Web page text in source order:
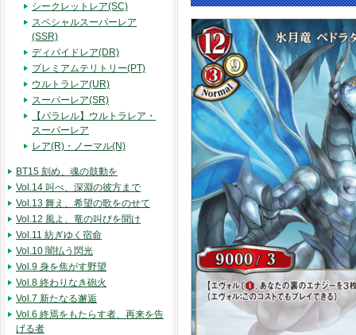
シークレットレア(SC)
スペシャルスーパーレア
(SSR)
ディバイドレア(DR)
プレミアムテリトリー(PT)
ウルトラレア(UR)
スーパーレア(SR)
【パラレル】ウルトラレア・
スーパーレア
レア(R)・ノーマル(N)
BT15 刻め、魂の鼓動を
Vol.14 叫べ、深淵の彼方まで
Vol.13 舞え、希望の歌をのせて
Vol.12 風よ、竜の叫びを聞け
Vol.11 紡ぎゆく宿命
Vol.10 闇払う閃光
Vol.9 身を焦がす野望
Vol.8 終わりなき砲火
Vol.7 新たなる邂逅
Vol.6 終焉をもたらす者、再来を告
げる者